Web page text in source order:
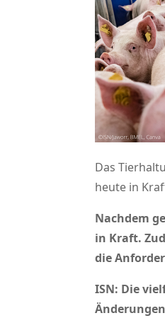
Das
heute in
Nachdem
in Kraft.
die
ISN: Die